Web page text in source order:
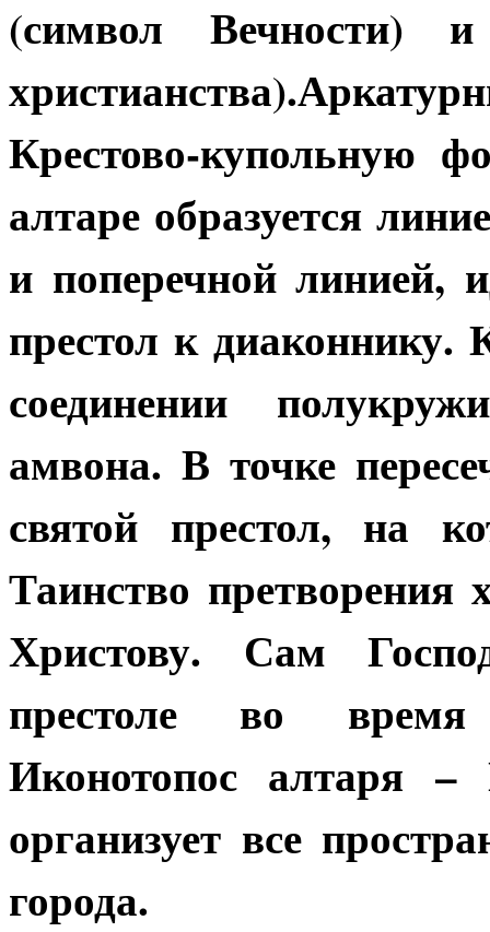
(символ Вечности)
Крестово-купольную
алтаре образуется
и поперечной линией,
престол к диаконнику.
соединении
амвона. В точке
святой престол, на
Таинство
Христову. Сам
престоле во время
Иконотопос алтаря –
организует все
города.